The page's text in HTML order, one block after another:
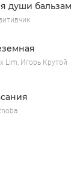
души бальзам
Lim, Игорь Крутой